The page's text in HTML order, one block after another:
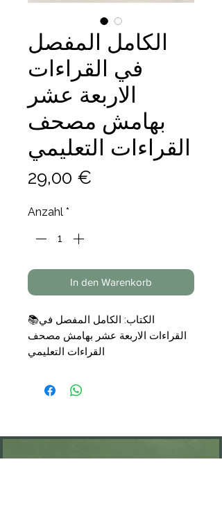
الكامل المفصل
في القراءات
الاربعة عشر
بهامش مصحف
القراءات التعليمي
29,00 €
Anzahl *
In den Warenkorb
📚الكتاب: الكامل المفصل في
القراءات الاربعة عشر بهامش مصحف
القراءات التعليمي
المعصراوي
📑التجليد: مجلد
KONTAKT